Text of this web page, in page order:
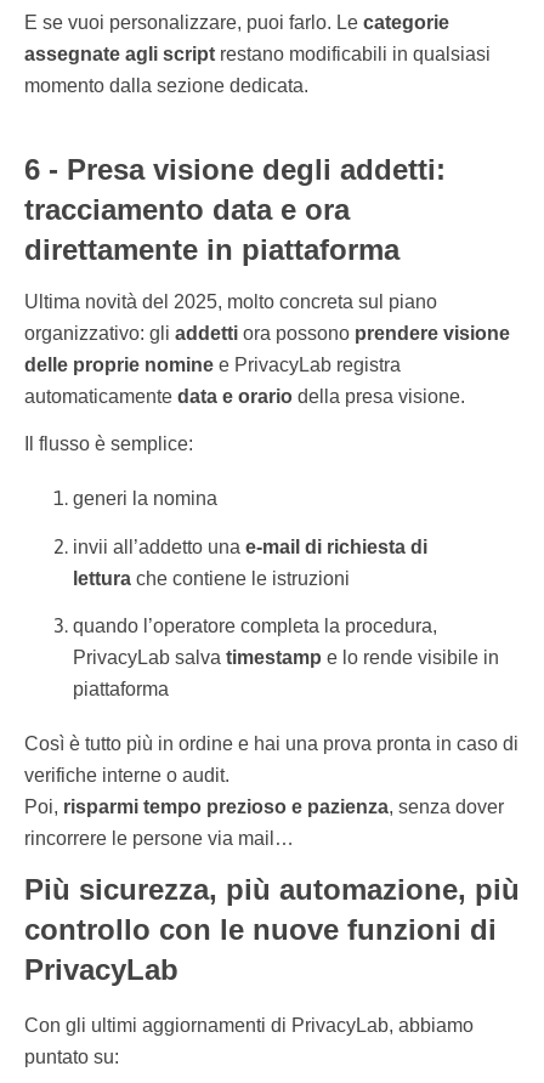
E se vuoi personalizzare, puoi farlo. Le categorie
assegnate agli script restano modificabili in qualsiasi
momento dalla sezione dedicata.
6 - Presa visione degli addetti:
tracciamento data e ora
direttamente in piattaforma
Ultima novità del 2025, molto concreta sul piano
organizzativo: gli addetti ora possono prendere visione
delle proprie nomine e PrivacyLab registra
automaticamente data e orario della presa visione.
Il flusso è semplice:
generi la nomina
invii all’addetto una e-mail di richiesta di
lettura che contiene le istruzioni
quando l’operatore completa la procedura,
PrivacyLab salva timestamp e lo rende visibile in
piattaforma
Così è tutto più in ordine e hai una prova pronta in caso di
verifiche interne o audit.
Poi, risparmi tempo prezioso e pazienza, senza dover
rincorrere le persone via mail…
Più sicurezza, più automazione, più
controllo con le nuove funzioni di
PrivacyLab
Con gli ultimi aggiornamenti di PrivacyLab, abbiamo
puntato su: